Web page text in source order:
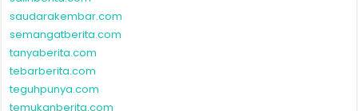
saudarakembar.com
semangatberita.com
tanyaberita.com
tebarberita.com
teguhpunya.com
temukanberita.com